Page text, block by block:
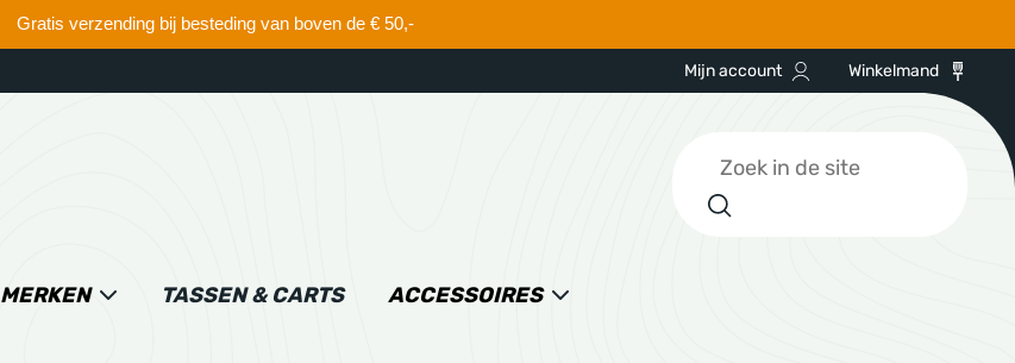
Gratis verzending bij besteding van boven de € 50,-
Mijn account Winkelmand
MERKEN TASSEN & CARTS ACCESSOIRES
Zoeken